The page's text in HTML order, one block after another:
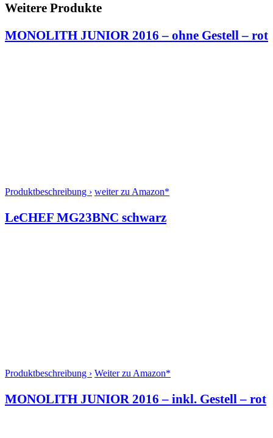
Weitere Produkte
MONOLITH JUNIOR 2016 – ohne Gestell – rot
Produktbeschreibung › weiter zu Amazon*
LeCHEF MG23BNC schwarz
Produktbeschreibung › Weiter zu Amazon*
MONOLITH JUNIOR 2016 – inkl. Gestell – rot